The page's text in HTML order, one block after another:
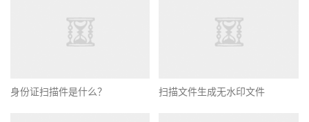
身份证扫描件是什么？ 扫描文件生成无水印文件